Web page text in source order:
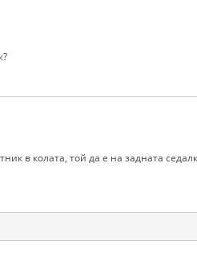
в колата, той да е на задната